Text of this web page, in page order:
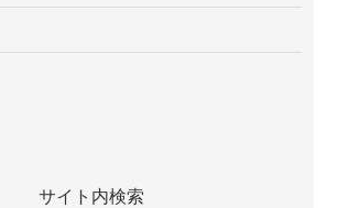
サイト内検索